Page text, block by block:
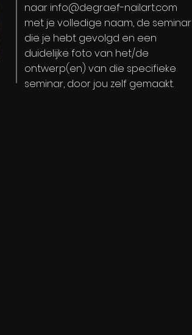
naar info@degraef-nailart.com
met je volledige naam, de seminar
die je hebt gevolgd en een
duidelijke foto van het/de
ontwerp(en) van die specifieke
seminar, door jou zelf gemaakt.